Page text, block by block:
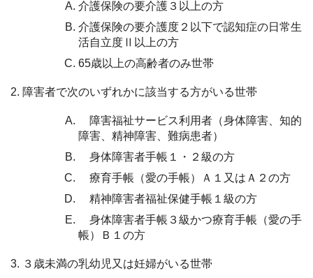
介護保険の要介護３以上の方
介護保険の要介護度２以下で認知症の日常生
活自立度Ⅱ以上の方
65歳以上の高齢者のみ世帯
障害者で次のいずれかに該当する方がいる世帯
障害福祉サービス利用者（身体障害、知的
障害、精神障害、難病患者）
身体障害者手帳１・２級の方
療育手帳（愛の手帳）Ａ１又はＡ２の方
精神障害者福祉保健手帳１級の方
身体障害者手帳３級かつ療育手帳（愛の手
帳）Ｂ１の方
３歳未満の乳幼児又は妊婦がいる世帯